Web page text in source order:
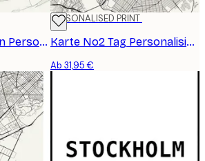
Karte No2 Tag Grün Personalisiert Poster
PERSONALISED PRINT
Karte No2 Tag Personalisiert Poster
Ab 31,95 €